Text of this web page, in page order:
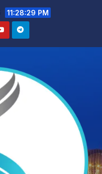
11:28:31 PM